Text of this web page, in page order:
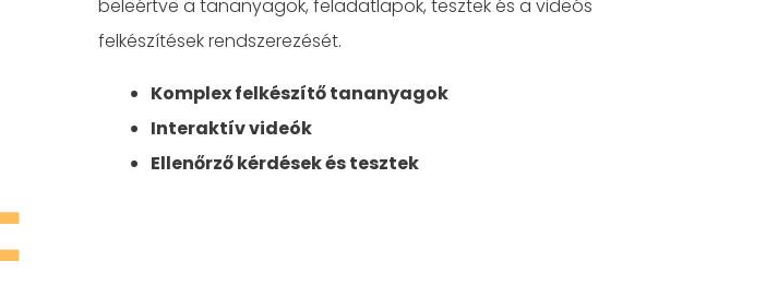
beleértve a tananyagok, feladatlapok, tesztek és a videós
felkészítések rendszerezését.
Komplex felkészítő tananyagok
Interaktív videók
Ellenőrző kérdések és tesztek